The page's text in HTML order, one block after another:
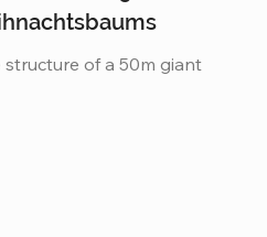
of a 50m giant